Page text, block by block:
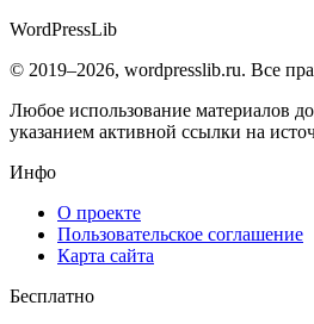
WordPressLib
© 2019–2026, wordpresslib.ru. Все
Любое использование материалов
указанием активной ссылки на
Инфо
О проекте
Пользовательское соглашение
Карта сайта
Бесплатно